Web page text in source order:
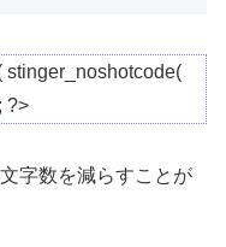
stinger_noshotcode(
?>
字数を減らすことが